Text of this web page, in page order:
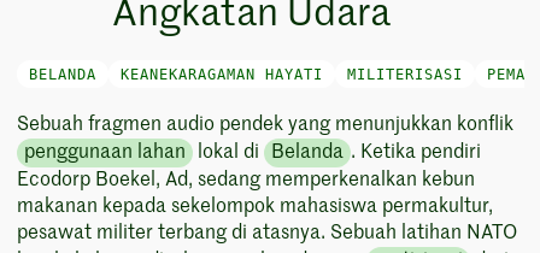
Angkatan Udara
BELANDA KEANEKARAGAMAN HAYATI MILITERISASI
Sebuah fragmen audio pendek yang menunjukkan konflik
penggunaan lahan lokal di Belanda . Ketika pendiri
Ecodorp Boekel, Ad, sedang memperkenalkan kebun
makanan kepada sekelompok mahasiswa permakultur,
pesawat militer terbang di atasnya. Sebuah latihan NATO